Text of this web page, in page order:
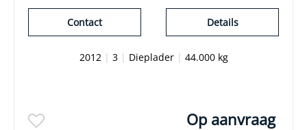
Details
Contact
2012 | 3| Dieplader| 44.000 kg
Op aanvraag